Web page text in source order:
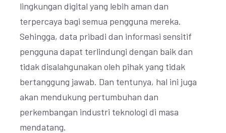
lingkungan digital yang lebih aman dan
terpercaya bagi semua pengguna mereka.
Sehingga, data pribadi dan informasi sensitif
pengguna dapat terlindungi dengan baik dan
tidak disalahgunakan oleh pihak yang tidak
bertanggung jawab. Dan tentunya, hal ini juga
akan mendukung pertumbuhan dan
perkembangan industri teknologi di masa
mendatang.